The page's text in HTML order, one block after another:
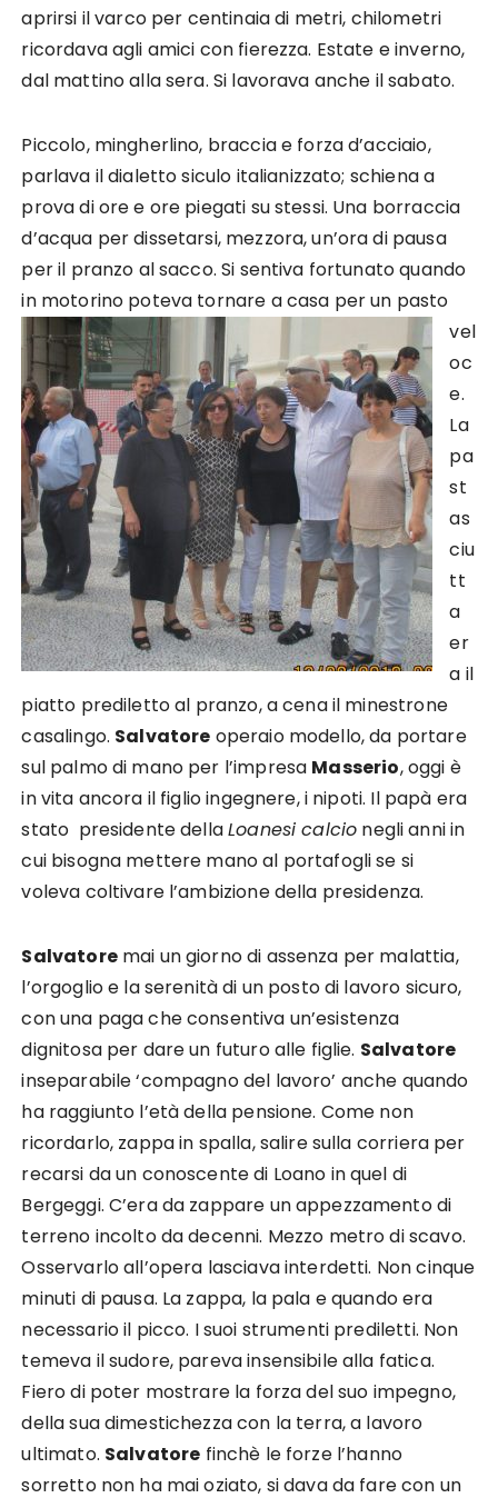
aprirsi il varco per centinaia di metri, chilometri
ricordava agli amici con fierezza. Estate e inverno,
dal mattino alla sera. Si lavorava anche il sabato.
Piccolo, mingherlino, braccia e forza d’acciaio,
parlava il dialetto siculo italianizzato; schiena a
prova di ore e ore piegati su stessi. Una borraccia
d’acqua per dissetarsi, mezzora, un’ora di pausa
per il pranzo al sacco. Si sentiva fortunato quando
in motorino poteva tornare acasa per un pasto
vel
oc
e.
La
pa
st
as
ciu
tt
a
er
a il
piatto prediletto al pranzo, a cena il minestrone
casalingo. Salvatore operaio modello, da portare
sul palmo di mano per l’impresa Masserio, oggi è
in vita ancora il figlio ingegnere, i nipoti. Il papà era
stato presidente dellaLoanesi calcio negli anni in
cui bisogna mettere mano al portafogli se si
voleva coltivare l’ambizione della presidenza.
Salvatoremai un giorno di assenza per malattia,
l’orgoglio e la serenità di un posto di lavoro sicuro,
con una paga che consentiva un’esistenza
dignitosa per dare un futuro alle figlie. Salvatore
inseparabile ‘compagno del lavoro’ anche quando
ha raggiunto l’età della pensione. Come non
ricordarlo, zappa in spalla, salire sulla corriera per
recarsi da un conoscente di Loano in quel di
Bergeggi. C’era da zappare un appezzamento di
terreno incolto da decenni. Mezzo metro di scavo.
Osservarlo all’opera lasciava interdetti. Non cinque
minuti di pausa. La zappa, la pala e quando era
necessario il picco. I suoi strumenti prediletti. Non
temeva il sudore, pareva insensibile alla fatica.
Fiero di poter mostrare la forza del suo impegno,
della sua dimestichezza con la terra, a lavoro
ultimato. Salvatore finchè le forze l’hanno
sorretto non ha mai oziato, si dava da fare con un